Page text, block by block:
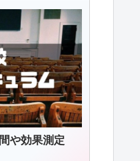
や効果測定